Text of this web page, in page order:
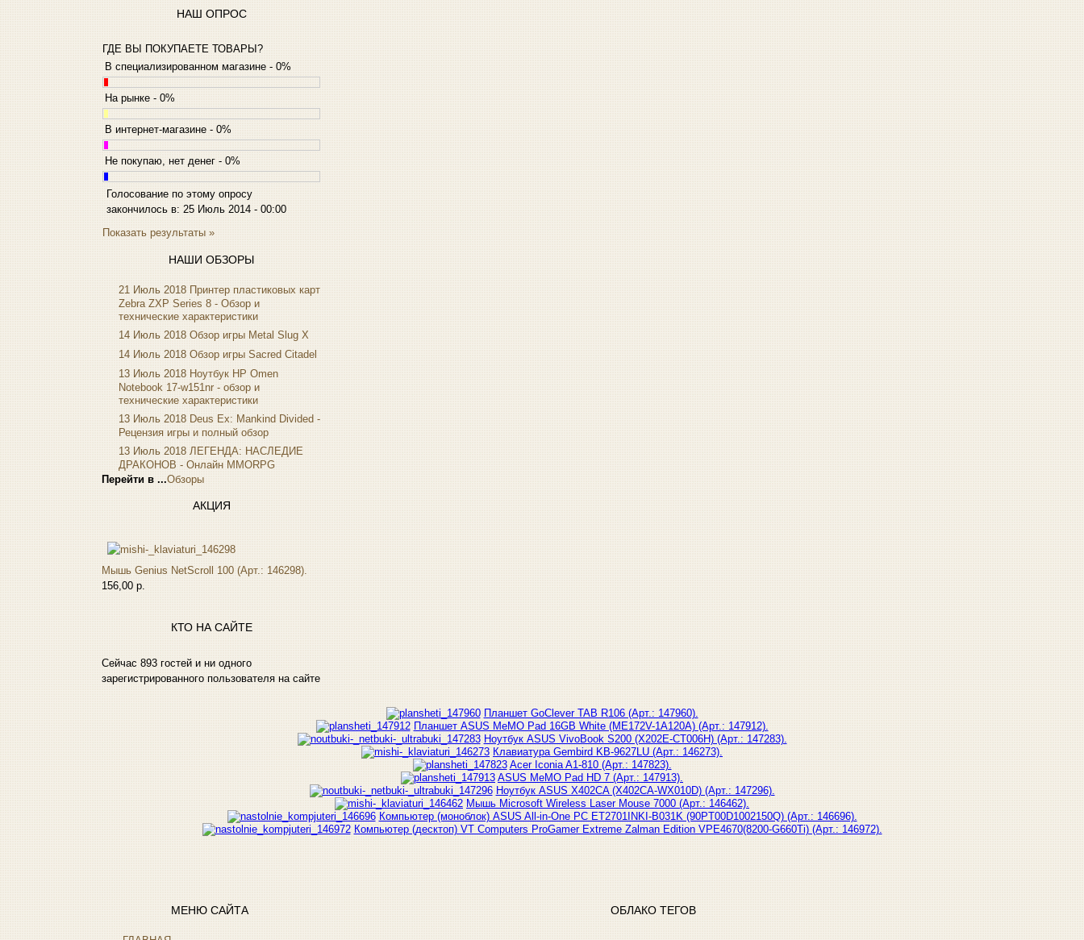
Barnes&noble
Brava
Cbr
Chicony
Codegen
Cooler master
Cyborg
Datex
Defender
Dell(6)
Dex
Flyper
Foxconn
Fujitsu
G-cube
Gelezka(4)
Gembird
Gemix
Genius
Gigabyte
Globex
Goclever
Golden field
Hp(10)
Hq-tech
Htc
Intel
Ncomputing
НАШ ОПРОС
ГДЕ ВЫ ПОКУПАЕТЕ ТОВАРЫ?
В специализированном магазине - 0%
На рынке - 0%
В интернет-магазине - 0%
Не покупаю, нет денег - 0%
Голосование по этому опросу
закончилось в: 25 Июль 2014 - 00:00
Показать результаты »
НАШИ ОБЗОРЫ
21 Июль 2018 Принтер пластиковых карт
Zebra ZXP Series 8 - Обзор и
технические характеристики
14 Июль 2018 Обзор игры Metal Slug X
14 Июль 2018 Обзор игры Sacred Citadel
13 Июль 2018 Ноутбук HP Omen
Notebook 17-w151nr - обзор и
технические характеристики
13 Июль 2018 Deus Ex: Mankind Divided -
Рецензия игры и полный обзор
13 Июль 2018 ЛЕГЕНДА: НАСЛЕДИЕ
ДРАКОНОВ - Онлайн MMORPG
Перейти в ...Обзоры
АКЦИЯ
Мышь Genius NetScroll 100 (Арт.: 146298).
156,00 р.
КТО НА САЙТЕ
Сейчас 893 гостей и ни одного
зарегистрированного пользователя на сайте
Планшет GoClever TAB R106 (Арт.: 147960).
Планшет ASUS MeMO Pad 16GB White (ME172V-1A120A) (Арт.: 147912).
Ноутбук ASUS VivoBook S200 (X202E-CT006H) (Арт.: 147283).
Клавиатура Gembird KB-9627LU (Арт.: 146273).
Acer Iconia A1-810 (Арт.: 147823).
ASUS MeMO Pad HD 7 (Арт.: 147913).
Ноутбук ASUS X402CA (X402CA-WX010D) (Арт.: 147296).
Мышь Microsoft Wireless Laser Mouse 7000 (Арт.: 146462).
Компьютер (моноблок) ASUS All-in-One PC ET2701INKI-B031K (90PT00D1002150Q) (Арт.: 146696).
Компьютер (десктоп) VT Computers ProGamer Extreme Zalman Edition VPE4670(8200-G660Ti) (Арт.: 146972).
МЕНЮ САЙТА ОБЛАКО ТЕГОВ